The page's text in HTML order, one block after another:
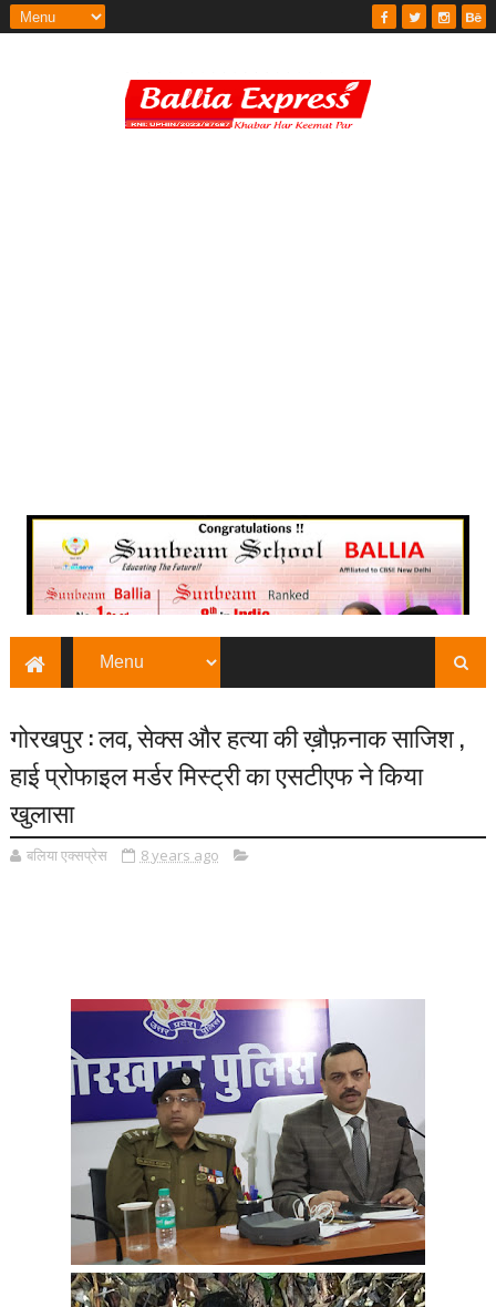
गोरखपुर : लव, सेक्स और हत्या की ख़ौफ़नाक साजिश ,
हाई प्रोफाइल मर्डर मिस्ट्री का एसटीएफ ने किया
खुलासा
बलिया एक्सप्रेस 8 years ago